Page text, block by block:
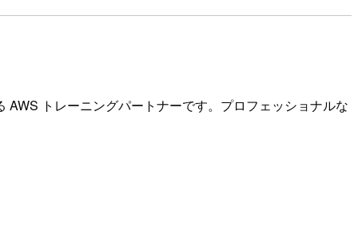
トレーニングパートナーです。プロフェッショナルな